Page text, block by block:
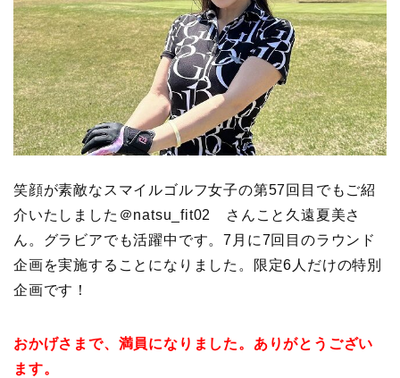
笑顔が素敵なスマイルゴルフ女子の第57回目でもご紹
介いたしました＠natsu_fit02 さんこと久遠夏美さ
ん。グラビアでも活躍中です。7月に7回目のラウンド
企画を実施することになりました。限定6人だけの特別
企画です！
おかげさまで、満員になりました。ありがとうござい
ます。